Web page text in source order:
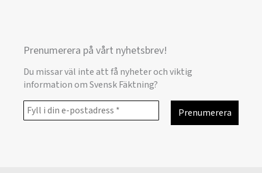
Prenumerera på vårt nyhetsbrev!
Du missar väl inte att få nyheter och viktig
information om Svensk Fäktning?